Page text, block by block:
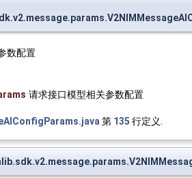
数配置
请求接口模型相关参数配置
第 135 行定义.